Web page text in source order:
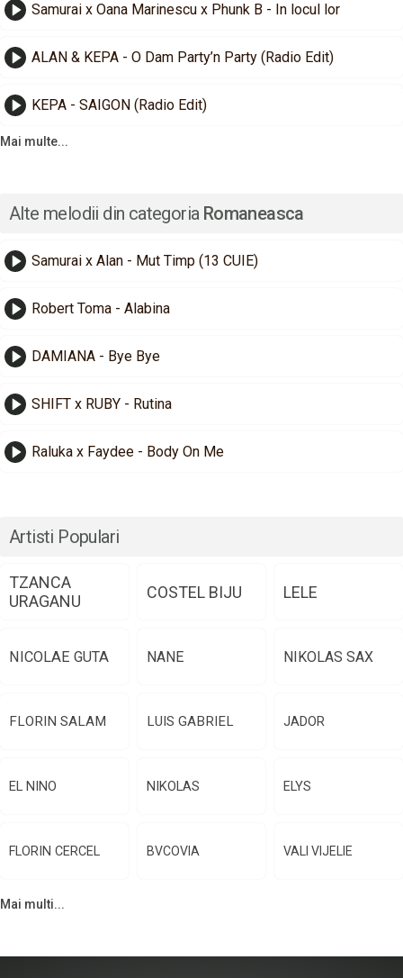
Samurai x Oana Marinescu x Phunk B - In locul lor
ALAN & KEPA - O Dam Party’n Party (Radio Edit)
KEPA - SAIGON (Radio Edit)
Mai multe...
Alte melodii din categoria Romaneasca
Samurai x Alan - Mut Timp (13 CUIE)
Robert Toma - Alabina
DAMIANA - Bye Bye
SHIFT x RUBY - Rutina
Raluka x Faydee - Body On Me
Artisti Populari
TZANCA
URAGANU
COSTEL BIJU LELE
NICOLAE GUTA NANE NIKOLAS SAX
FLORIN SALAM LUIS GABRIEL JADOR
EL NINO NIKOLAS ELYS
FLORIN CERCEL BVCOVIA VALI VIJELIE
Mai multi...